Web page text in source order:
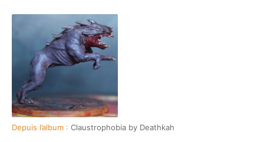
Depuis l’album : Claustrophobia by Deathkah